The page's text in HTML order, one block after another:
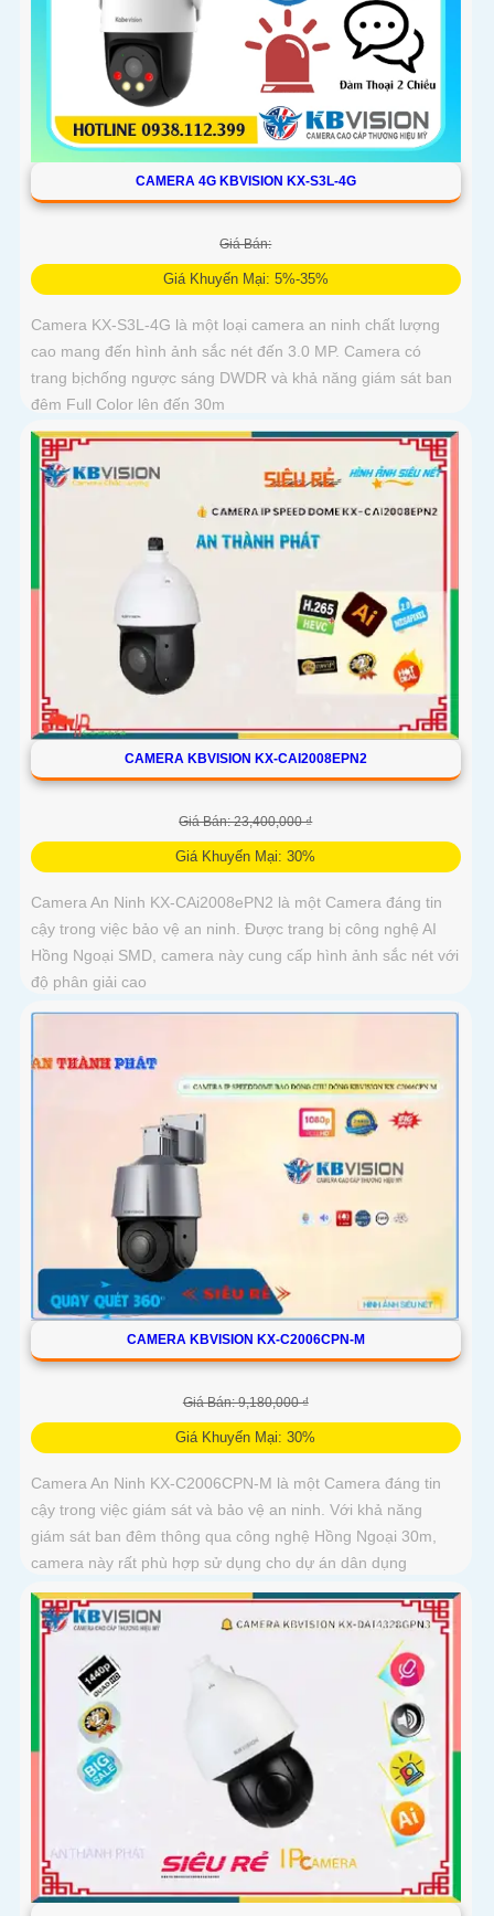
CAMERA 4G KBVISION KX-S3L-4G
Giá Bán:
Giá Khuyến Mại: 5%-35%
Camera KX-S3L-4G là một loại camera an ninh chất lượng
cao mang đến hình ảnh sắc nét đến 3.0 MP. Camera có
trang bịchống ngược sáng DWDR và khả năng giám sát ban
đêm Full Color lên đến 30m
CAMERA KBVISION KX-CAI2008EPN2
Giá Bán: 23,400,000 ₫
Giá Khuyến Mại: 30%
Camera An Ninh KX-CAi2008ePN2 là một Camera đáng tin
cậy trong việc bảo vệ an ninh. Được trang bị công nghệ AI
Hồng Ngoại SMD, camera này cung cấp hình ảnh sắc nét với
độ phân giải cao
CAMERA KBVISION KX-C2006CPN-M
Giá Bán: 9,180,000 ₫
Giá Khuyến Mại: 30%
Camera An Ninh KX-C2006CPN-M là một Camera đáng tin
cậy trong việc giám sát và bảo vệ an ninh. Với khả năng
giám sát ban đêm thông qua công nghệ Hồng Ngoại 30m,
camera này rất phù hợp sử dụng cho dự án dân dụng